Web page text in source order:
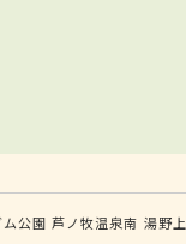
公園 芦ノ牧温泉南 湯野